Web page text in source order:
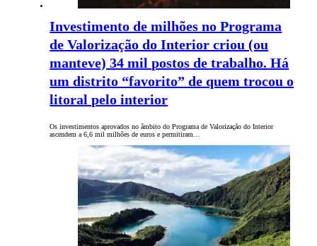
Investimento de milhões no Programa
de Valorização do Interior criou (ou
manteve) 34 mil postos de trabalho. Há
um distrito “favorito” de quem trocou o
litoral pelo interior
Os investimentos aprovados no âmbito do Programa de Valorização do Interior
ascendem a 6,6 mil milhões de euros e permitiram…